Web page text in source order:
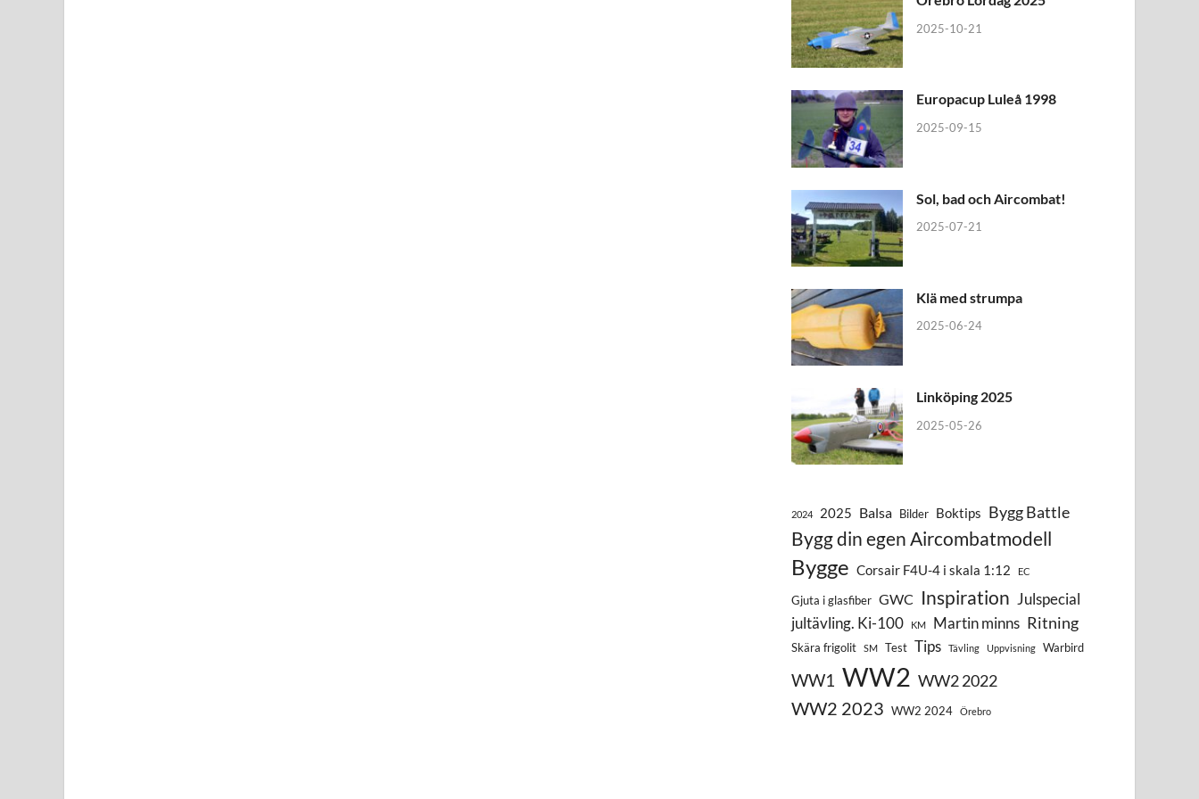
2025-10-21
Europacup Luleå 1998
2025-09-15
Sol, bad och Aircombat!
2025-07-21
Klä med strumpa
2025-06-24
Linköping 2025
2025-05-26
2024 2025 Balsa Bilder Boktips Bygg Battle
Bygg din egen Aircombatmodell
Bygge Corsair F4U-4 i skala 1:12 EC
Gjuta i glasfiber GWC Inspiration Julspecial
jultävling. Ki-100
KM Martin minns Ritning
Skära frigolit SM Test Tips Tävling Uppvisning Warbird
WW1 WW2 WW2 2022
WW2 2023 WW2 2024 Örebro